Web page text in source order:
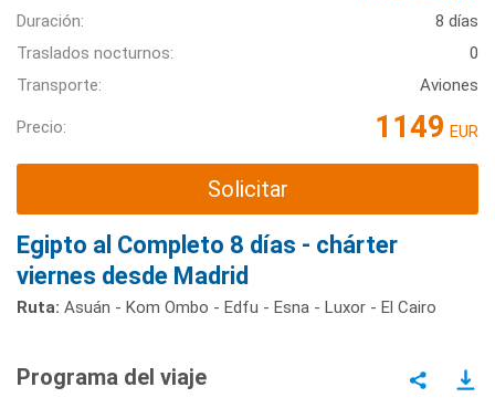
Duración:
8 días
Traslados nocturnos:
0
Transporte:
Aviones
Precio: 1149 EUR
Solicitar
Egipto al Completo 8 días - chárter
viernes desde Madrid
Ruta: Asuán - Kom Ombo - Edfu - Esna - Luxor - El Cairo
Programa del viaje